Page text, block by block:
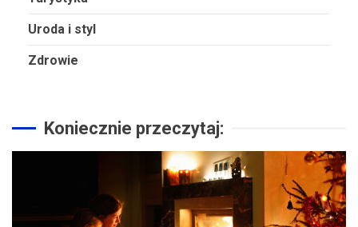
Uroda i styl
Zdrowie
Koniecznie przeczytaj: